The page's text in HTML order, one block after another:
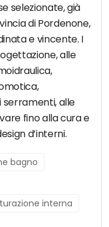
selezionate, già
di Pordenone,
e vincente. I
alle
alle
fino alla cura e
d’interni.
bagno
interna